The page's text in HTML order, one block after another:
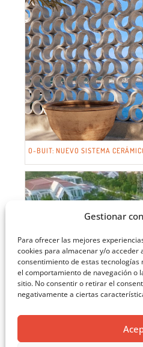
Gestionar
Para ofrecer las mejores
cookies para almacenar y/o acceder
consentimiento de estas
el comportamiento de navegación o
sitio. No consentir o retirar el
negativamente a ciertas
O-BUIT: NUEVO SISTEMA